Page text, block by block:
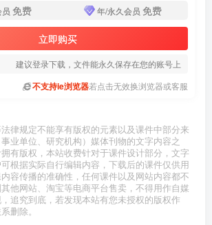
免费 年/永久会员 免费
立即购买
建议登录下载，文件能永久保存在您的账号上
不支持ie浏览器若点击无效换浏览器或客服
律规定不能享有版权的元素以及课件中部分来
业单位、研究机构）媒体刊物的文字内容之
有版权，本站收费针对于课件设计部分，文字
根据实际自行编辑内容，下载后的课件仅供用
容传播的准确性，任何课件以及网站内容都不
他网站、淘宝等电商平台售卖，不得用作自媒
追究到底，若发现本站有您未授权的版权作
删除。